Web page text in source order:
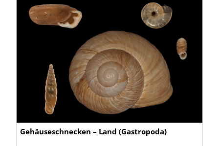
Gehäuseschnecken – Land (Gastropoda)